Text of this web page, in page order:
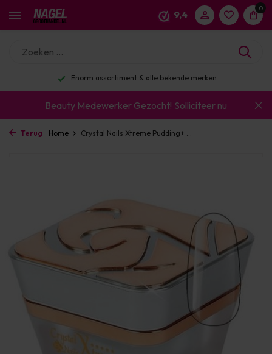
9,4
0
Enorm assortiment & alle bekende merken
Beauty Medewerker Gezocht! Solliciteer nu
Terug Home Crystal Nails Xtreme Pudding+ ...